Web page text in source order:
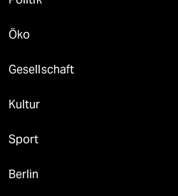
Öko
Gesellschaft
Kultur
Sport
Berlin